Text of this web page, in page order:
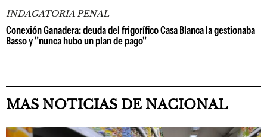
INDAGATORIA PENAL
Conexión Ganadera: deuda del frigorífico Casa Blanca la gestionaba
Basso y "nunca hubo un plan de pago"
MAS NOTICIAS DE NACIONAL